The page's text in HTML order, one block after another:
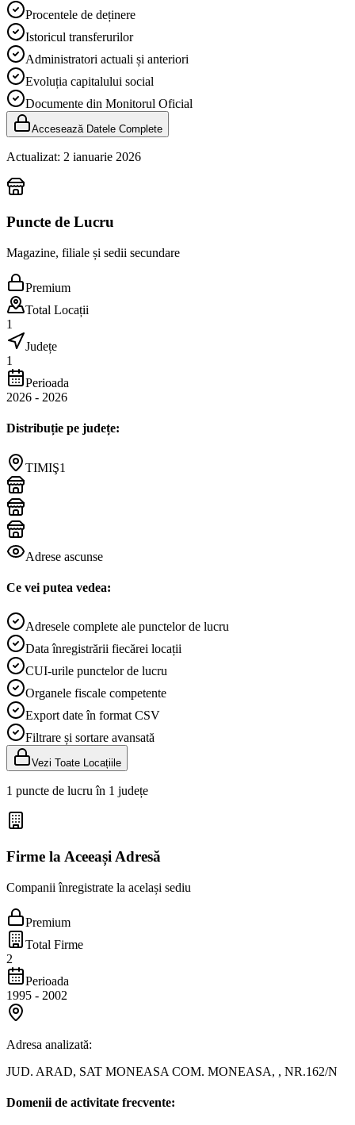
Procentele de deținere
Istoricul transferurilor
Administratori actuali și anteriori
Evoluția capitalului social
Documente din Monitorul Oficial
Accesează Datele Complete
Actualizat: 2 ianuarie 2026
Puncte de Lucru
Magazine, filiale și sedii secundare
Premium
Total Locații
1
Județe
1
Perioada
2026 - 2026
Distribuție pe județe:
TIMIŞ1
Adrese ascunse
Ce vei putea vedea:
Adresele complete ale punctelor de lucru
Data înregistrării fiecărei locații
CUI-urile punctelor de lucru
Organele fiscale competente
Export date în format CSV
Filtrare și sortare avansată
Vezi Toate Locațiile
1 puncte de lucru în 1 județe
Firme la Aceeași Adresă
Companii înregistrate la același sediu
Premium
Total Firme
2
Perioada
1995 - 2002
Adresa analizată:
JUD. ARAD, SAT MONEASA COM. MONEASA, , NR.162/N
Domenii de activitate frecvente: